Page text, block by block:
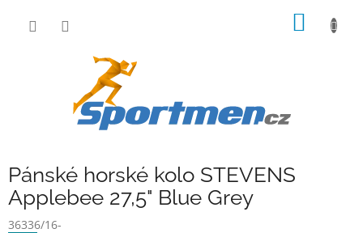
Pánské horské kolo STEVENS
Applebee 27,5" Blue Grey
36336/16-